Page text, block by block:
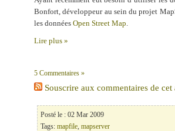
Bonfort, développeur au sein du projet
les donnéesOpen Street Map.
Lire plus »
5 Commentaires »
Souscrire aux commentaires de cet
Posté le : 02 Mar 2009
Tags:mapfile,mapserver